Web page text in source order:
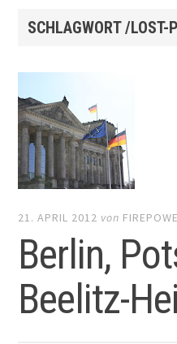
SCHLAGWORT /LOST-
21. APRIL 2012 von
Berlin,
Beelitz-